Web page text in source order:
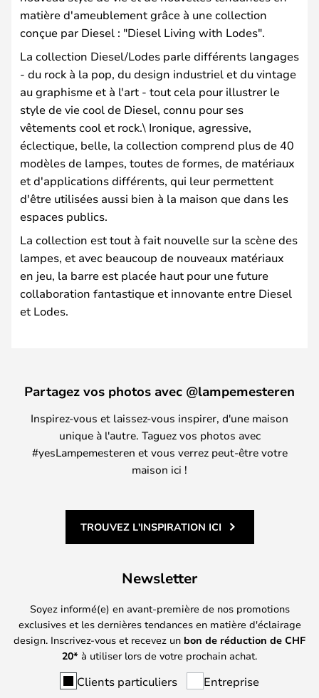
matière d'ameublement grâce à une collection
conçue par Diesel : "Diesel Living with Lodes".
La collection Diesel/Lodes parle différents langages
- du rock à la pop, du design industriel et du vintage
au graphisme et à l'art - tout cela pour illustrer le
style de vie cool de Diesel, connu pour ses
vêtements cool et rock.\ Ironique, agressive,
éclectique, belle, la collection comprend plus de 40
modèles de lampes, toutes de formes, de matériaux
et d'applications différents, qui leur permettent
d'être utilisées aussi bien à la maison que dans les
espaces publics.
La collection est tout à fait nouvelle sur la scène des
lampes, et avec beaucoup de nouveaux matériaux
en jeu, la barre est placée haut pour une future
collaboration fantastique et innovante entre Diesel
et Lodes.
Partagez vos photos avec @lampemesteren
Inspirez-vous et laissez-vous inspirer, d'une maison
unique à l'autre. Taguez vos photos avec
#yesLampemesteren et vous verrez peut-être votre
maison ici !
TROUVEZ L'INSPIRATION ICI
Newsletter
Soyez informé(e) en avant-première de nos promotions
exclusives et les dernières tendances en matière d'éclairage
design. Inscrivez-vous et recevez un bon de réduction de CHF
20* à utiliser lors de votre prochain achat.
Clients particuliers Entreprise